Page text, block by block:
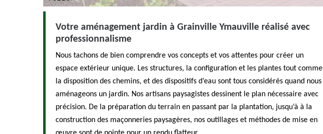
Votre aménagement jardin à Grainville Ymauville réalisé avec
professionnalisme
Nous tachons de bien comprendre vos concepts et vos attentes pour créer un
espace extérieur unique. Les structures, la configuration et les plantes tout comme
la disposition des chemins, et des dispositifs d’eau sont tous considérés quand nous
aménageons un jardin. Nos artisans paysagistes dessinent le plan nécessaire avec
précision. De la préparation du terrain en passant par la plantation, jusqu’à à la
construction des maçonneries paysagères, nos outillages et méthodes de mise en